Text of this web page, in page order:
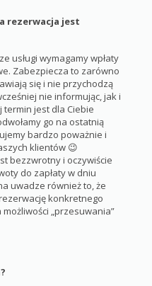
rezerwacja jest
usługi wymagamy wpłaty
Zabezpiecza to zarówno
się i nie przychodzą
nie informując, jak i
termin jest dla Ciebie
go na ostatnią
bardzo poważnie i
klientów 😉
bezzwrotny i oczywiście
do zapłaty w dniu
uwadze również to, że
konkretnego
„przesuwania”